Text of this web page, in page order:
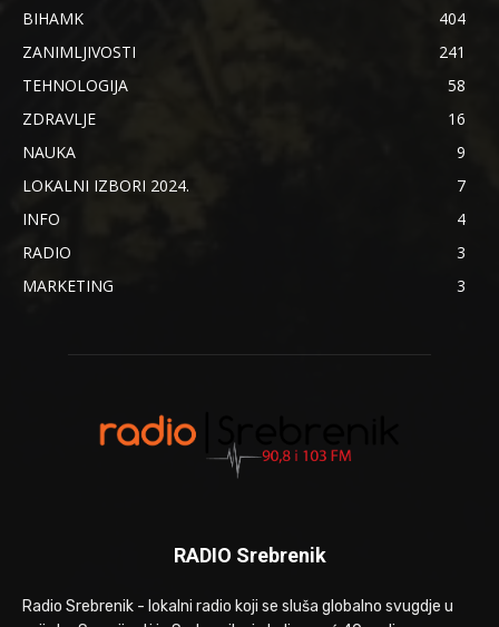
BIHAMK
404
ZANIMLJIVOSTI
241
TEHNOLOGIJA
58
ZDRAVLJE
16
NAUKA
9
LOKALNI IZBORI 2024.
7
INFO
4
RADIO
3
MARKETING
3
RADIO Srebrenik
Radio Srebrenik - lokalni radio koji se sluša globalno svugdje u